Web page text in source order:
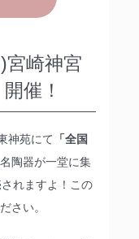
宮崎神宮
催！
神苑にて
「全国
陶器が一堂に集
れますよ！この
さい。